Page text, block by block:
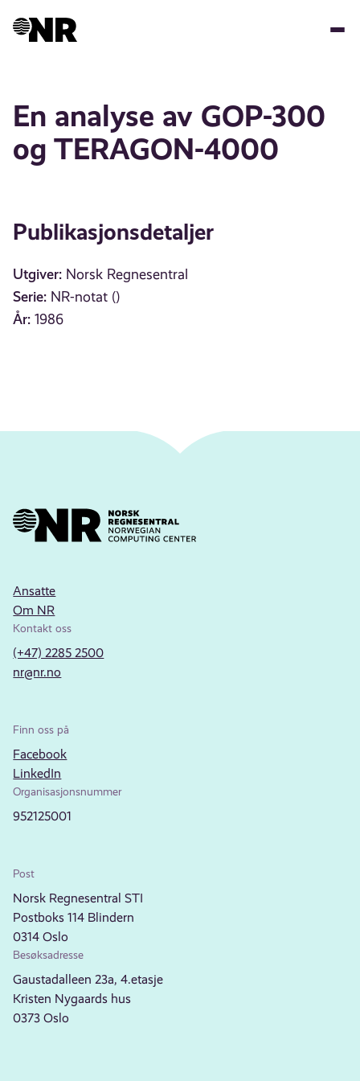
En analyse av GOP-300
og TERAGON-4000
Publikasjonsdetaljer
Utgiver: Norsk Regnesentral
Serie: NR-notat ()
År: 1986
Ansatte
Om NR
Kontakt oss
(+47) 2285 2500
nr@nr.no
Finn oss på
Facebook
LinkedIn
Organisasjonsnummer
952125001
Post
Norsk Regnesentral STI
Postboks 114 Blindern
0314 Oslo
Besøksadresse
Gaustadalleen 23a, 4.etasje
Kristen Nygaards hus
0373 Oslo